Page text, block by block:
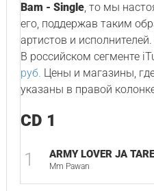
Bam - Single, то мы
его, поддержав таким
артистов и
В российском сегменте
руб. Цены и магазины,
указаны в правой
CD 1
1 ARMY LOVER JA
Mm Pawan